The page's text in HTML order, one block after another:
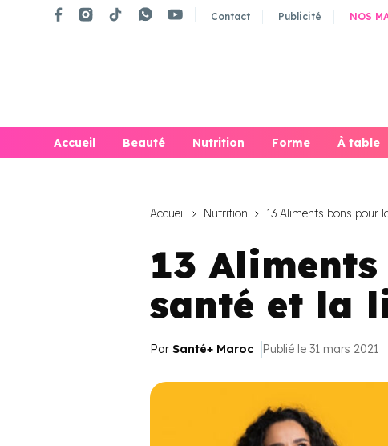
Contact Publicité NOS
Accueil Beauté Nutrition Forme À table
Accueil Nutrition 13 Aliments bons pour
13
santé et la
Par Santé+ Maroc Publié le 31 mars 2021